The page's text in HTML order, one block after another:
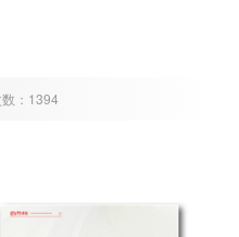
：1394